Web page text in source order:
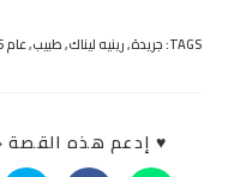
TAGS: جريدة,رينيه ليناك,طبيب,عام 1916
♥ إدعم هذه القصة